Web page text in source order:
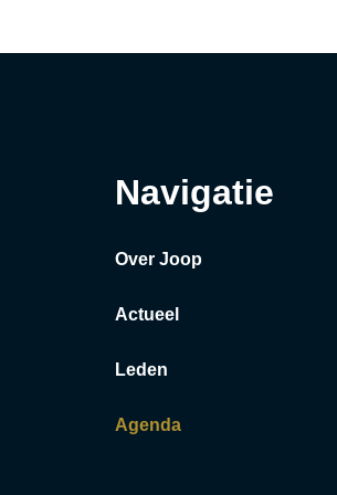
Navigatie
Over Joop
Actueel
Leden
Agenda